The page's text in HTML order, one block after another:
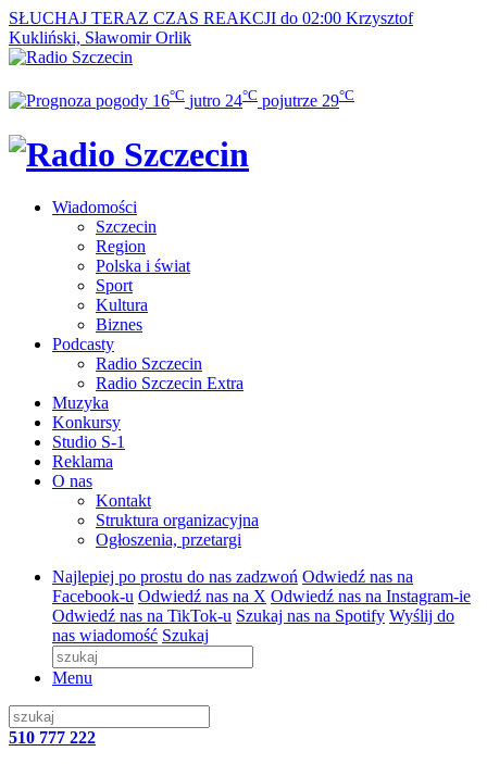
SŁUCHAJ TERAZ CZAS REAKCJI do 02:00 Krzysztof
Kukliński, Sławomir Orlik
16°C jutro 24°C pojutrze 29°C
Wiadomości
Szczecin
Region
Polska i świat
Sport
Kultura
Biznes
Podcasty
Radio Szczecin
Radio Szczecin Extra
Muzyka
Konkursy
Studio S-1
Reklama
O nas
Kontakt
Struktura organizacyjna
Ogłoszenia, przetargi
Najlepiej po prostu do nas zadzwoń Odwiedź nas na
Facebook-u Odwiedź nas na X Odwiedź nas na Instagram-ie
Odwiedź nas na TikTok-u Szukaj nas na Spotify Wyślij do
nas wiadomość Szukaj
Menu
510 777 222